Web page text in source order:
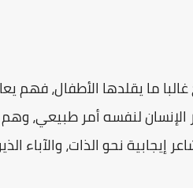
ما يقلدها الأطفال، فهم
لنفسه أمر طبيعي،
إيجابية نحو الذات، والآباء